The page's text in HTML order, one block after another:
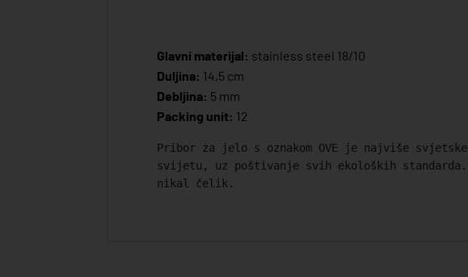
Glavni materijal: stainless steel 18/10
Duljina: 14,5 cm
Debljina: 5 mm
Packing unit: 12
Pribor za jelo s oznakom OVE je najviše
svijetu, uz poštivanje svih ekoloških
nikal čelik.